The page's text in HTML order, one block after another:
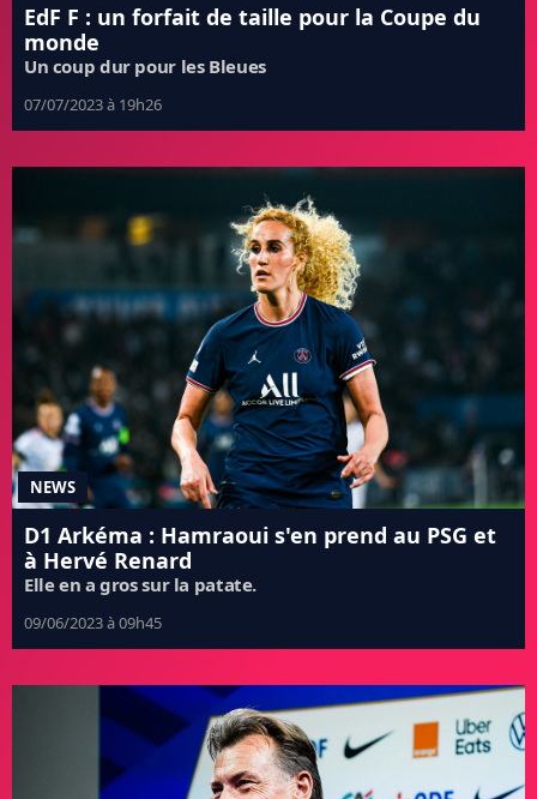
EdF F : un forfait de taille pour la Coupe du
monde
Un coup dur pour les Bleues
07/07/2023 à 19h26
NEWS
D1 Arkéma : Hamraoui s'en prend au PSG et
à Hervé Renard
Elle en a gros sur la patate.
09/06/2023 à 09h45